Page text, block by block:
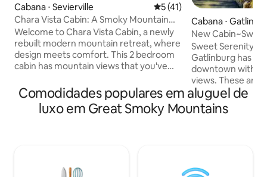
Cabana ⋅ Sevierville 5 de uma avaliação média
5 (41)
Chara Vista Cabin: A Smoky Mountain
Retreat
Welcome to Chara Vista Cabin, a newly
rebuilt modern mountain retreat, where
design meets comfort. This 2 bedroom
cabin has mountain views that you've
on the peaceful side of the smokies in
Wears Valley and is only a short drive
away from all that Pigeon Forge and
gather for a memorable stay in the
Cabana ⋅
New
Sweet Serenity
Gatlinburg has to offer.
downtown with
views. These amazing views of the city
lights and
seen
3 Master King
seating, TVs,
Comodidades populares em aluguel de
luxo em Great Smoky Mountains